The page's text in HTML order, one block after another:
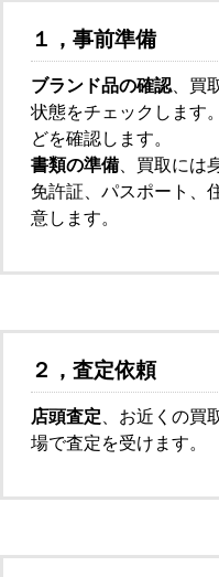
１，事前準備
ブランド品の確認、買
状態をチェックします
どを確認します。
書類の準備、買取には
免許証、パスポート、
意します。
２，査定依頼
店頭査定、お近くの買
場で査定を受けます。